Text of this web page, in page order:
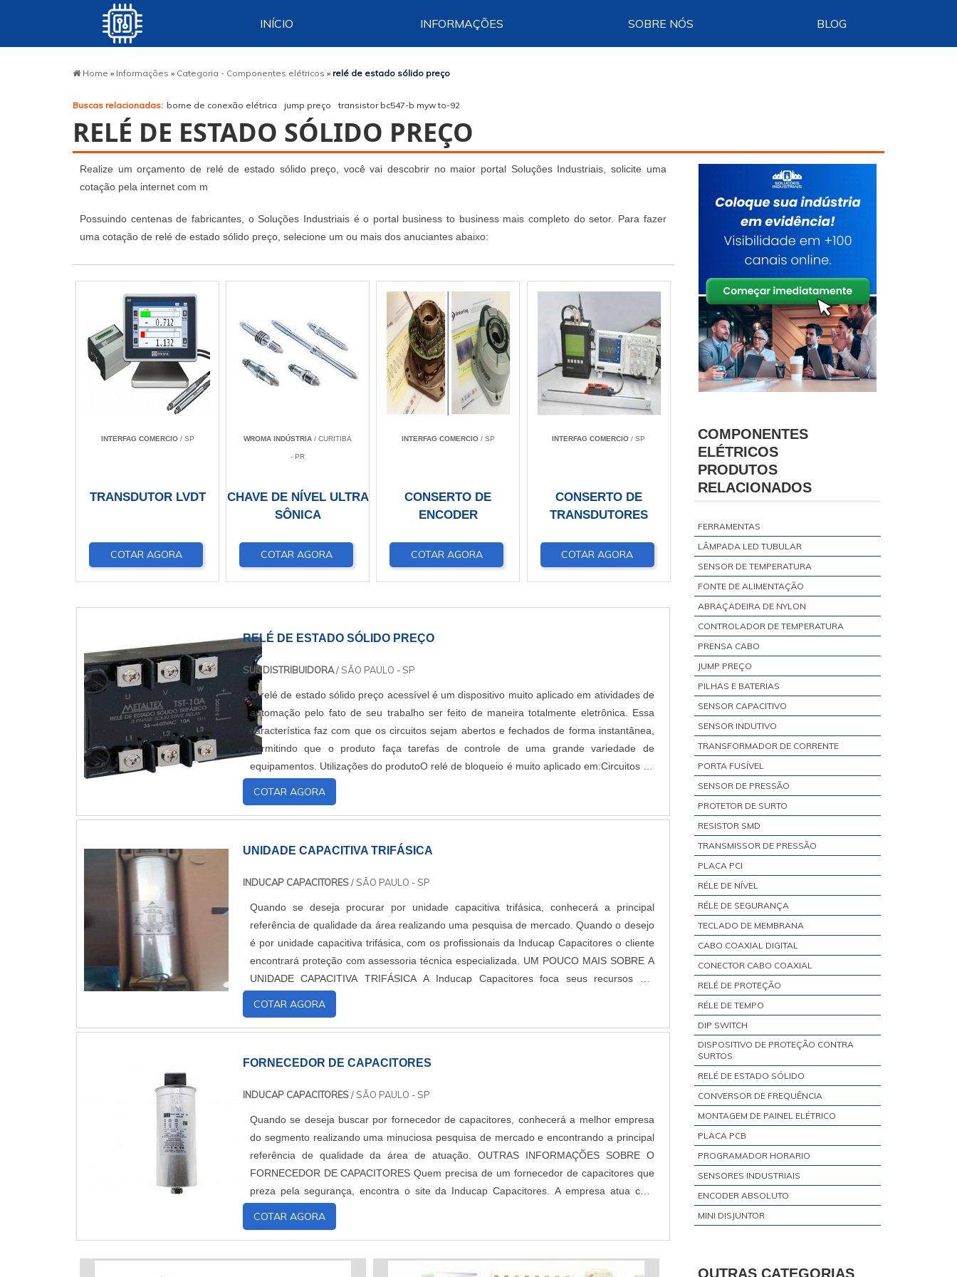
INÍCIO INFORMAÇÕES SOBRE NÓS BLOG
Home » Informações » Categoria - Componentes elétricos » relé de estado sólido preço
Buscas relacionadas: borne de conexão elétrica jump preço transistor bc547-b myw to-92
RELÉ DE ESTADO SÓLIDO PREÇO
Realize um orçamento de relé de estado sólido preço, você vai descobrir no maior portal Soluções Industriais, solicite uma
cotação pela internet com m
Possuindo centenas de fabricantes, o Soluções Industriais é o portal business to business mais completo do setor. Para fazer
uma cotação de relé de estado sólido preço, selecione um ou mais dos anuciantes abaixo:
INTERFAG COMERCIO/ SP
TRANSDUTOR LVDT
COTAR AGORA
WROMA INDÚSTRIA / CURITIBA
- PR
CHAVE DE NÍVEL ULTRA
SÔNICA
COTAR AGORA
INTERFAG COMERCIO/ SP
CONSERTO DE
ENCODER
COTAR AGORA
INTERFAG COMERCIO / SP
CONSERTO DE
TRANSDUTORES
COTAR AGORA
RELÉ DE ESTADO SÓLIDO PREÇO
SUL DISTRIBUIDORA/ SÃO PAULO - SP
O relé de estado sólido preço acessível é um dispositivo muito aplicado em atividades de
automação pelo fato de seu trabalho ser feito de maneira totalmente eletrônica. Essa
característica faz com que os circuitos sejam abertos e fechados de forma instantânea,
permitindo que o produto faça tarefas de controle de uma grande variedade de
equipamentos. Utilizações do produtoO relé de bloqueio é muito aplicado em:Circuitos de
COTAR AGORA
UNIDADE CAPACITIVA TRIFÁSICA
INDUCAP CAPACITORES/ SÃO PAULO - SP
Quando se deseja procurar por unidade capacitiva trifásica, conhecerá a principal
referência de qualidade da área realizando uma pesquisa de mercado. Quando o desejo
é por unidade capacitiva trifásica, com os profissionais da Inducap Capacitores o cliente
encontrará proteção com assessoria técnica especializada. UM POUCO MAIS SOBRE A
UNIDADE CAPACITIVA TRIFÁSICA A Inducap Capacitores foca seus recursos em
proporcionar uma estrutura co...
COTAR AGORA
FORNECEDOR DE CAPACITORES
INDUCAP CAPACITORES/ SÃO PAULO - SP
Quando se deseja buscar por fornecedor de capacitores, conhecerá a melhor empresa
do segmento realizando uma minuciosa pesquisa de mercado e encontrando a principal
referência de qualidade da área de atuação. OUTRAS INFORMAÇÕES SOBRE O
FORNECEDOR DE CAPACITORES Quem precisa de um fornecedor de capacitores que
preza pela segurança, encontra o site da Inducap Capacitores. A empresa atua com
controlador de fator de potência 06 saídas e f...
COTAR AGORA
COMPONENTES
ELÉTRICOS
PRODUTOS
RELACIONADOS
FERRAMENTAS
LÂMPADA LED TUBULAR
SENSOR DE TEMPERATURA
FONTE DE ALIMENTAÇÃO
ABRAÇADEIRA DE NYLON
CONTROLADOR DE TEMPERATURA
PRENSA CABO
JUMP PREÇO
PILHAS E BATERIAS
SENSOR CAPACITIVO
SENSOR INDUTIVO
TRANSFORMADOR DE CORRENTE
PORTA FUSÍVEL
SENSOR DE PRESSÃO
PROTETOR DE SURTO
RESISTOR SMD
TRANSMISSOR DE PRESSÃO
PLACA PCI
RÉLE DE NÍVEL
RÉLE DE SEGURANÇA
TECLADO DE MEMBRANA
CABO COAXIAL DIGITAL
CONECTOR CABO COAXIAL
RELÉ DE PROTEÇÃO
RÉLE DE TEMPO
DIP SWITCH
DISPOSITIVO DE PROTEÇÃO CONTRA
SURTOS
RELÉ DE ESTADO SÓLIDO
CONVERSOR DE FREQUÊNCIA
MONTAGEM DE PAINEL ELÉTRICO
PLACA PCB
PROGRAMADOR HORARIO
SENSORES INDUSTRIAIS
ENCODER ABSOLUTO
MINI DISJUNTOR
OUTRAS CATEGORIAS